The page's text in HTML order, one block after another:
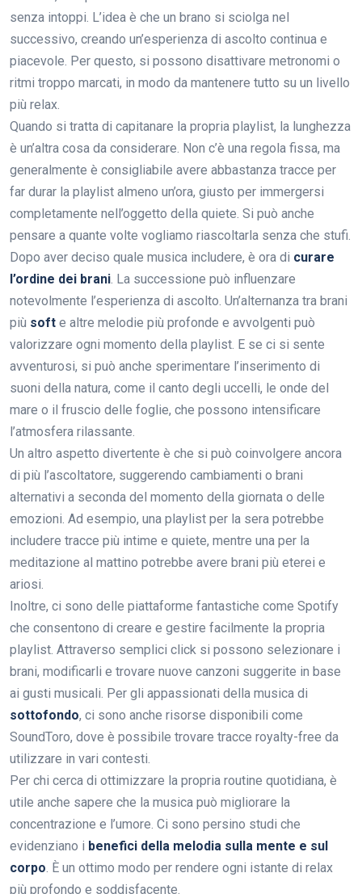
senza intoppi. L’idea è che un brano si sciolga nel
successivo, creando un’esperienza di ascolto continua e
piacevole. Per questo, si possono disattivare metronomi o
ritmi troppo marcati, in modo da mantenere tutto su un livello
più relax.
Quando si tratta di capitanare la propria playlist, la lunghezza
è un’altra cosa da considerare. Non c’è una regola fissa, ma
generalmente è consigliabile avere abbastanza tracce per
far durar la playlist almeno un’ora, giusto per immergersi
completamente nell’oggetto della quiete. Si può anche
pensare a quante volte vogliamo riascoltarla senza che stufi.
Dopo aver deciso quale musica includere, è ora di curare
l’ordine dei brani. La successione può influenzare
notevolmente l’esperienza di ascolto. Un’alternanza tra brani
più soft e altre melodie più profonde e avvolgenti può
valorizzare ogni momento della playlist. E se ci si sente
avventurosi, si può anche sperimentare l’inserimento di
suoni della natura, come il canto degli uccelli, le onde del
mare o il fruscio delle foglie, che possono intensificare
l’atmosfera rilassante.
Un altro aspetto divertente è che si può coinvolgere ancora
di più l’ascoltatore, suggerendo cambiamenti o brani
alternativi a seconda del momento della giornata o delle
emozioni. Ad esempio, una playlist per la sera potrebbe
includere tracce più intime e quiete, mentre una per la
meditazione al mattino potrebbe avere brani più eterei e
ariosi.
Inoltre, ci sono delle piattaforme fantastiche come Spotify
che consentono di creare e gestire facilmente la propria
playlist. Attraverso semplici click si possono selezionare i
brani, modificarli e trovare nuove canzoni suggerite in base
ai gusti musicali. Per gli appassionati della musica di
sottofondo, ci sono anche risorse disponibili come
SoundToro, dove è possibile trovare tracce royalty-free da
utilizzare in vari contesti.
Per chi cerca di ottimizzare la propria routine quotidiana, è
utile anche sapere che la musica può migliorare la
concentrazione e l’umore. Ci sono persino studi che
evidenziano i benefici della melodia sulla mente e sul
corpo. È un ottimo modo per rendere ogni istante di relax
più profondo e soddisfacente.